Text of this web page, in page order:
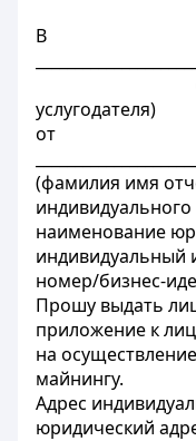
В
(полное
услугодателя)
от
(фамилия имя
наименование
индивидуальный
номер/бизнес-
Прошу выдать
приложение к
на
майнингу.
Адрес
юридический